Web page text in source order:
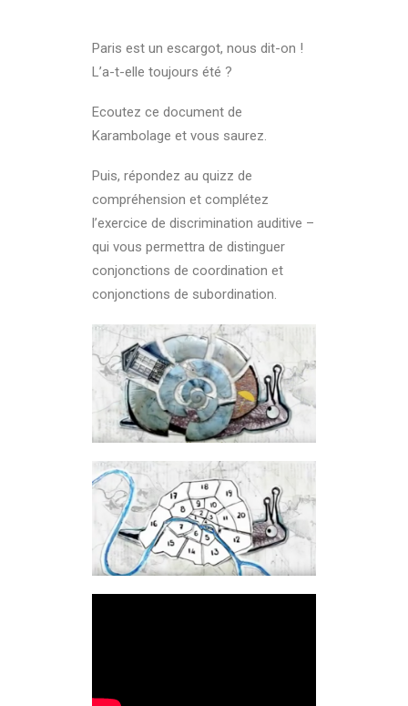
Paris est un escargot, nous dit-on !
L’a-t-elle toujours été ?
Ecoutez ce document de
Karambolage et vous saurez.
Puis, répondez au quizz de
compréhension et complétez
l’exercice de discrimination auditive –
qui vous permettra de distinguer
conjonctions de coordination et
conjonctions de subordination.